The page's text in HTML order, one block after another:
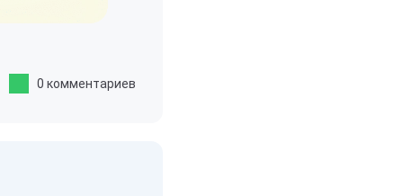
0 комментариев